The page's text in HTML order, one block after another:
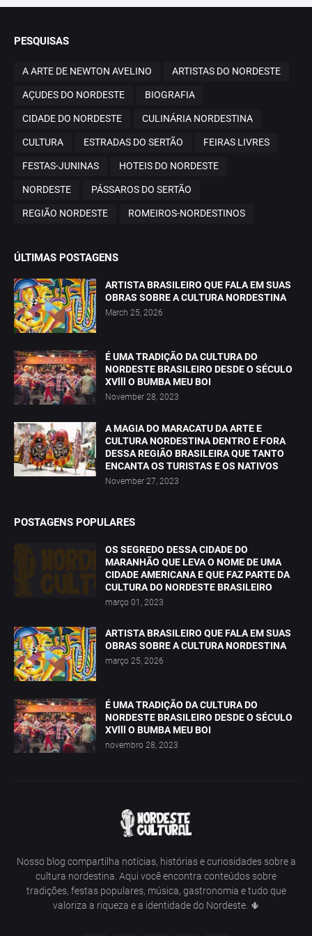
PESQUISAS
A ARTE DE NEWTON AVELINO ARTISTAS DO NORDESTE
AÇUDES DO NORDESTE BIOGRAFIA
CIDADE DO NORDESTE CULINÁRIA NORDESTINA
CULTURA ESTRADAS DO SERTÃO FEIRAS LIVRES
FESTAS-JUNINAS HOTEIS DO NORDESTE
NORDESTE PÁSSAROS DO SERTÃO
REGIÃO NORDESTE ROMEIROS-NORDESTINOS
ÚLTIMAS POSTAGENS
ARTISTA BRASILEIRO QUE FALA EM SUAS
OBRAS SOBRE A CULTURA NORDESTINA
March 25, 2026
É UMA TRADIÇÃO DA CULTURA DO
NORDESTE BRASILEIRO DESDE O SÉCULO
XVlll O BUMBA MEU BOI
November 28, 2023
A MAGIA DO MARACATU DA ARTE E
CULTURA NORDESTINA DENTRO E FORA
DESSA REGIÃO BRASILEIRA QUE TANTO
ENCANTA OS TURISTAS E OS NATIVOS
November 27, 2023
POSTAGENS POPULARES
OS SEGREDO DESSA CIDADE DO
MARANHÃO QUE LEVA O NOME DE UMA
CIDADE AMERICANA E QUE FAZ PARTE DA
CULTURA DO NORDESTE BRASILEIRO
março 01, 2023
ARTISTA BRASILEIRO QUE FALA EM SUAS
OBRAS SOBRE A CULTURA NORDESTINA
março 25, 2026
É UMA TRADIÇÃO DA CULTURA DO
NORDESTE BRASILEIRO DESDE O SÉCULO
XVlll O BUMBA MEU BOI
novembro 28, 2023
Nosso blog compartilha notícias, histórias e curiosidades sobre a
cultura nordestina. Aqui você encontra conteúdos sobre
tradições, festas populares, música, gastronomia e tudo que
valoriza a riqueza e a identidade do Nordeste. 🌵